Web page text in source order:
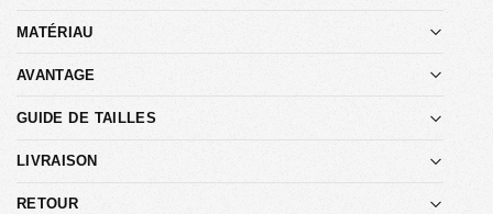
MATÉRIAU
AVANTAGE
GUIDE DE TAILLES
LIVRAISON
RETOUR